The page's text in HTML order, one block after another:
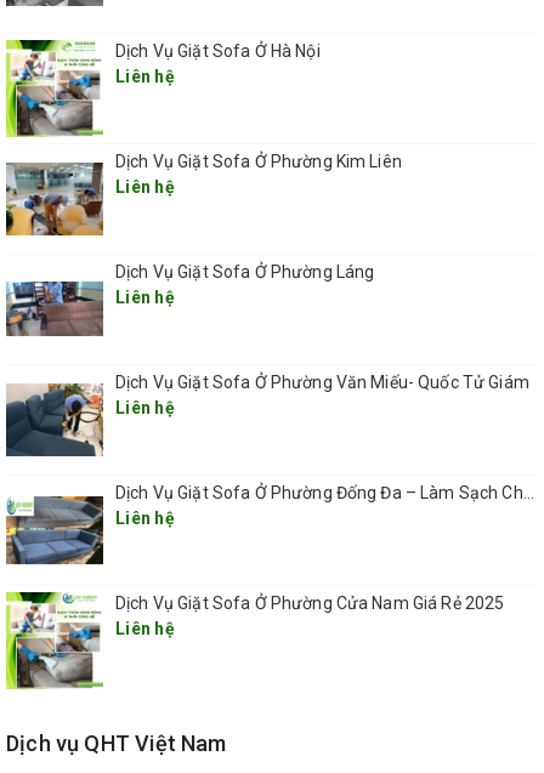
dịch vụ giặt ghế sofa tại phường
bưởi quận tây hồ hà nội,,
QUÝ KHÁCH NÊN GIẶT GHẾ SOFA THƯỜNG XUYÊN
được tiếp xúc thường xuyên với các tác động của con
Dịch Vụ Giặt Sofa Ở Hà Nội
Liên hệ
Dịch Vụ Giặt Sofa Ở Phường Kim Liên
Liên hệ
Dịch Vụ Giặt Sofa Ở Phường Láng
Liên hệ
Dịch Vụ Giặt Sofa Ở Phường Văn Miếu- Quốc Tử Giám
Liên hệ
Liên hệ
Dịch Vụ Giặt Sofa Ở Phường Cửa Nam Giá Rẻ 2025
Liên hệ
Dịch vụ QHT Việt Nam